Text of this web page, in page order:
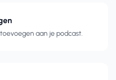
aan je podcast.